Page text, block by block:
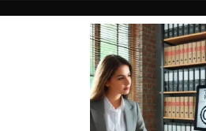
SOBRE O DR.
CONTATO